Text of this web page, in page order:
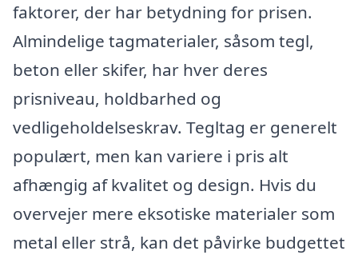
faktorer, der har betydning for prisen.
Almindelige tagmaterialer, såsom tegl,
beton eller skifer, har hver deres
prisniveau, holdbarhed og
vedligeholdelseskrav. Tegltag er generelt
populært, men kan variere i pris alt
afhængig af kvalitet og design. Hvis du
overvejer mere eksotiske materialer som
metal eller strå, kan det påvirke budgettet